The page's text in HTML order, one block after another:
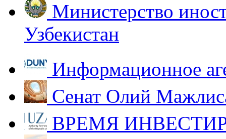
Министерство
Узбекистан
Информационное
Сенат Олий
ВРЕМЯ